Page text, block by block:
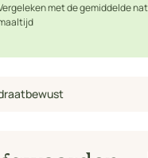
met de gemiddelde